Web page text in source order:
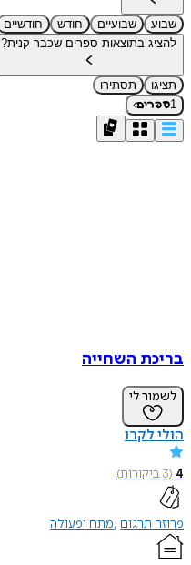
שבוע שבועיים חודש
חודשיים
להציג בתוצאות ספרים שכבר קנית?
תציגו
תסתירו
1ספרים›
בריכת השחייה
לשמור לי
הולי לקרו
4
(
3ביקורות)
פרוזה תרגום מתח ופעולה